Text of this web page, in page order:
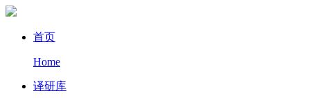
首页
Home
译研库